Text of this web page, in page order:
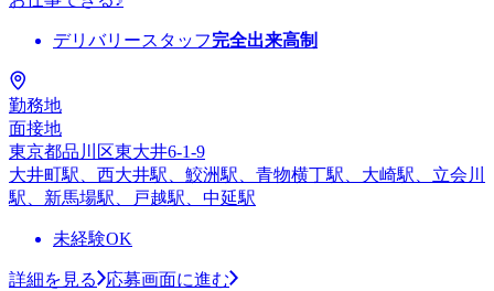
デリバリースタッフ完全出来高制
勤務地
面接地
東京都品川区東大井6-1-9
大井町駅、西大井駅、鮫洲駅、青物横丁駅、大崎駅、立会川
駅、新馬場駅、戸越駅、中延駅
未経験OK
詳細を見る
応募画面に進む